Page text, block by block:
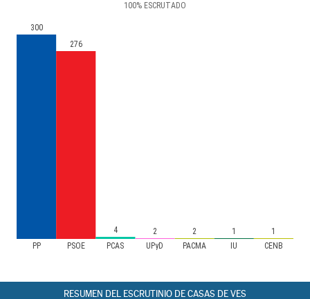
100% ESCRUTADO
PP PSOE PCAS UPyD PACMA IU CENB
300
276
4 2 2 1 1
RESUMEN DEL ESCRUTINIO DE CASAS DE VES